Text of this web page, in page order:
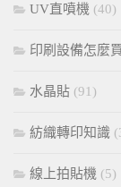
UV直噴機 (40)
印刷設備怎麼
水晶貼 (91)
紡織轉印知識
線上拍貼機 (5)